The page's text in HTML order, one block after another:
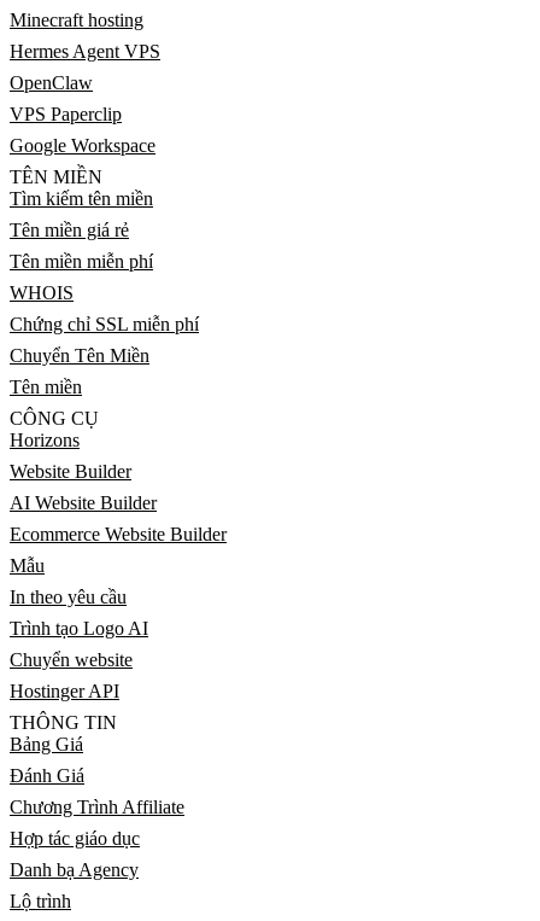
Minecraft hosting
Hermes Agent VPS
OpenClaw
VPS Paperclip
Google Workspace
TÊN MIỀN
Tìm kiếm tên miền
Tên miền giá rẻ
Tên miền miễn phí
WHOIS
Chứng chỉ SSL miễn phí
Chuyển Tên Miền
Tên miền
CÔNG CỤ
Horizons
Website Builder
AI Website Builder
Ecommerce Website Builder
Mẫu
In theo yêu cầu
Trình tạo Logo AI
Chuyển website
Hostinger API
THÔNG TIN
Bảng Giá
Đánh Giá
Chương Trình Affiliate
Hợp tác giáo dục
Danh bạ Agency
Lộ trình